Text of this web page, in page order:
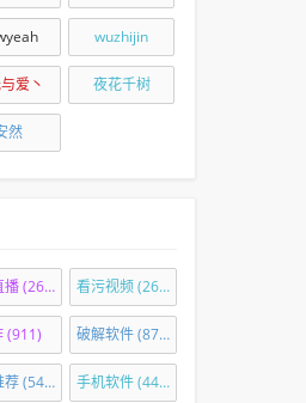
wuzhijin
爱丶 夜花千树
然
播(2690) 看污视频(2655)
(911) 破解软件(876)
荐(540) 手机软件(449)